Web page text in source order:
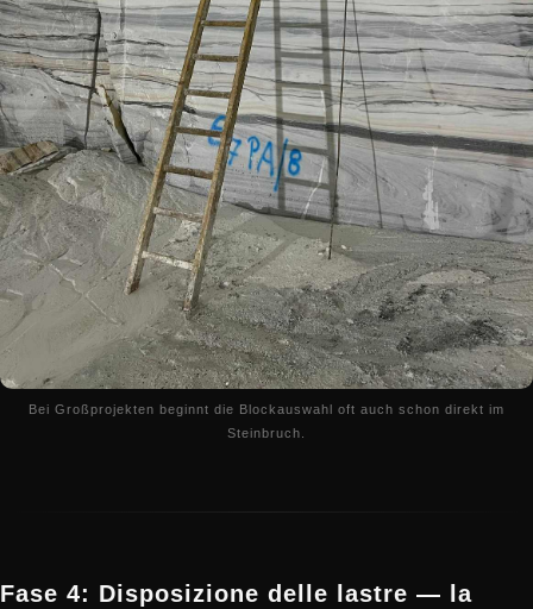
Bei Großprojekten beginnt die Blockauswahl oft auch schon direkt im
Steinbruch.
Fase 4: Disposizione delle lastre — la